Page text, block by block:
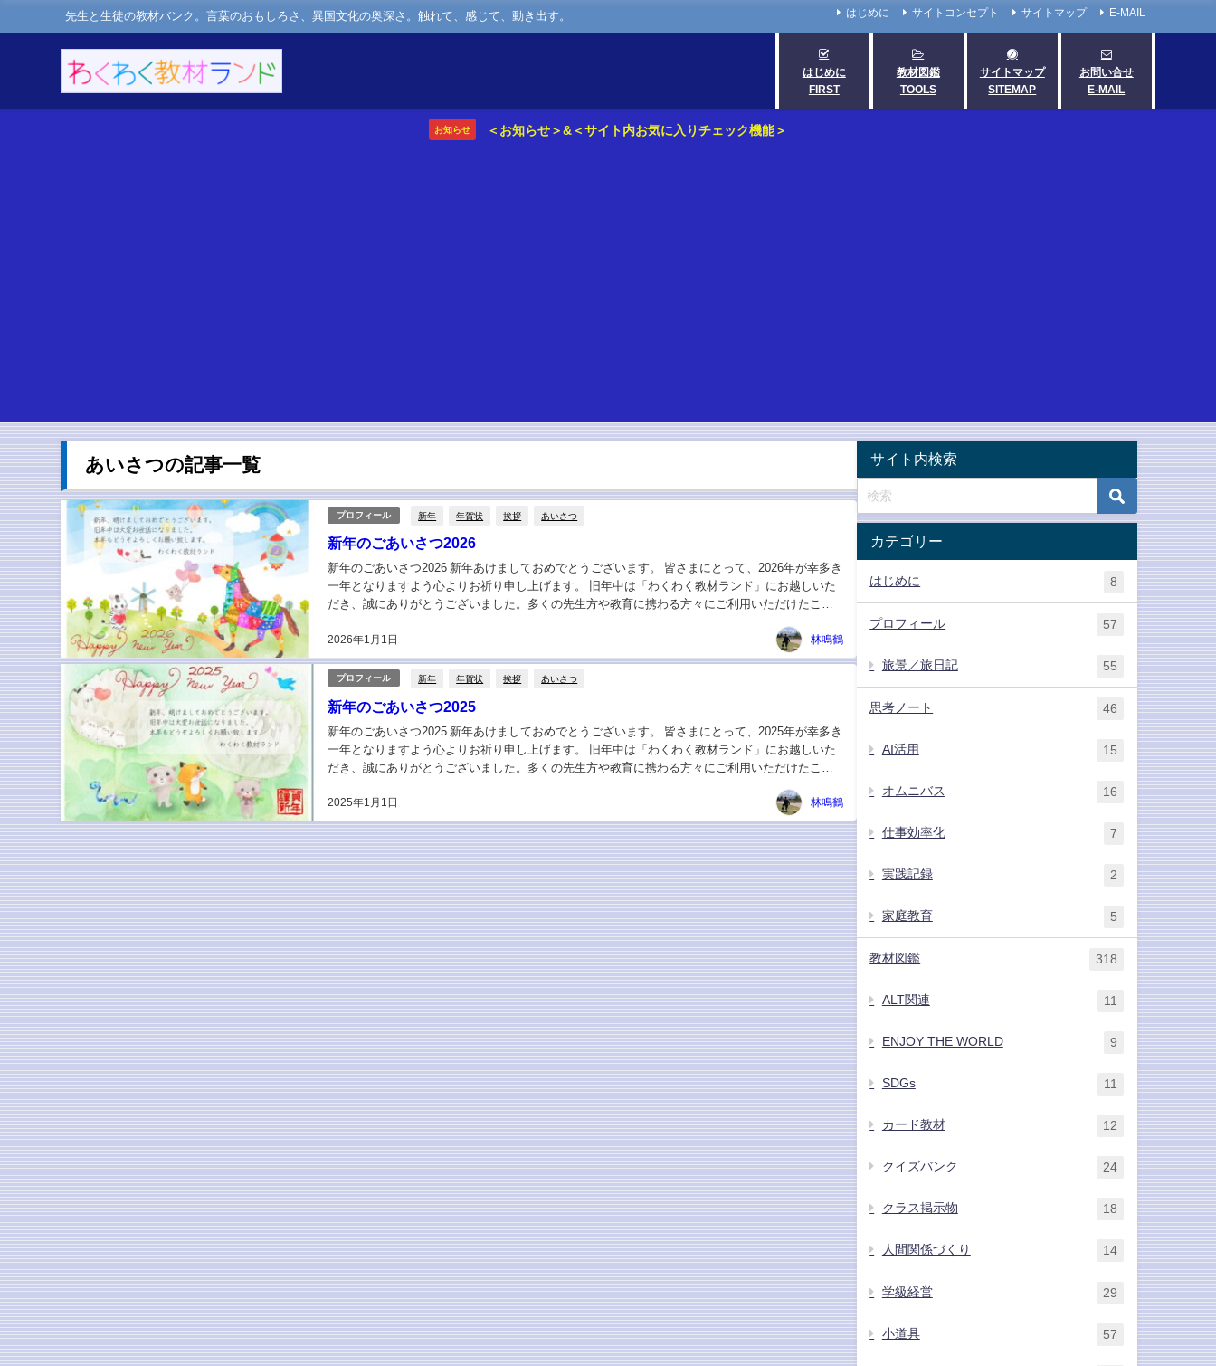
先生と生徒の教材バンク。言葉のおもしろさ、異国文化の奥深さ。触れて、感じて、動き出す。 はじめに サイトコンセプト サイトマップ E-MAIL
はじめに
FIRST
教材図鑑
TOOLS
サイトマップ
SITEMAP
お問い合せ
E-MAIL
お知らせ ＜お知らせ＞&＜サイト内お気に入りチェック機能＞
あいさつの記事一覧
プロフィール 新年 年賀状 挨拶 あいさつ
新年のごあいさつ2026
2026年1月1日
新年のごあいさつ2026 新年あけましておめでとうございます。 皆さまにとって、2026年が幸多き
一年となりますよう心よりお祈り申し上げます。 旧年中は「わくわく教材ランド」にお越しいた
だき、誠にありがとうございました。多くの先生方や教育に携わる方々にご利用いただけたこ
林鳴鶴
プロフィール 新年 年賀状 挨拶 あいさつ
新年のごあいさつ2025
2025年1月1日
新年のごあいさつ2025 新年あけましておめでとうございます。 皆さまにとって、2025年が幸多き
一年となりますよう心よりお祈り申し上げます。 旧年中は「わくわく教材ランド」にお越しいた
だき、誠にありがとうございました。多くの先生方や教育に携わる方々にご利用いただけたこ
林鳴鶴
サイト内検索
カテゴリー
はじめに 8
プロフィール 57
旅景／旅日記 55
思考ノート 46
AI活用 15
オムニバス 16
仕事効率化 7
実践記録 2
家庭教育 5
教材図鑑 318
ALT関連 11
ENJOY THE WORLD 9
SDGs 11
カード教材 12
クイズバンク 24
クラス掲示物 18
人間関係づくり 14
学級経営 29
小道具 57